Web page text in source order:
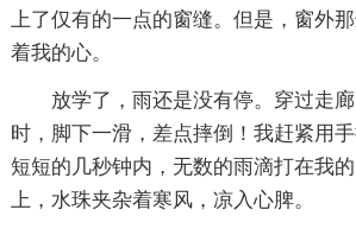
上了仅有的一点的窗缝。但是，窗外
着我的心。
放学了，雨还是没有停。穿过走
时，脚下一滑，差点摔倒！我赶紧用
短短的几秒钟内，无数的雨滴打在我
上，水珠夹杂着寒风，凉入心脾。